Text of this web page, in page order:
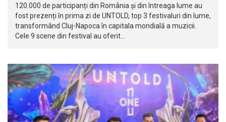
120.000 de participanți din România și din întreaga lume au
fost prezenți în prima zi de UNTOLD, top 3 festivaluri din lume,
transformând Cluj-Napoca în capitala mondială a muzicii.
Cele 9 scene din festival au oferit…